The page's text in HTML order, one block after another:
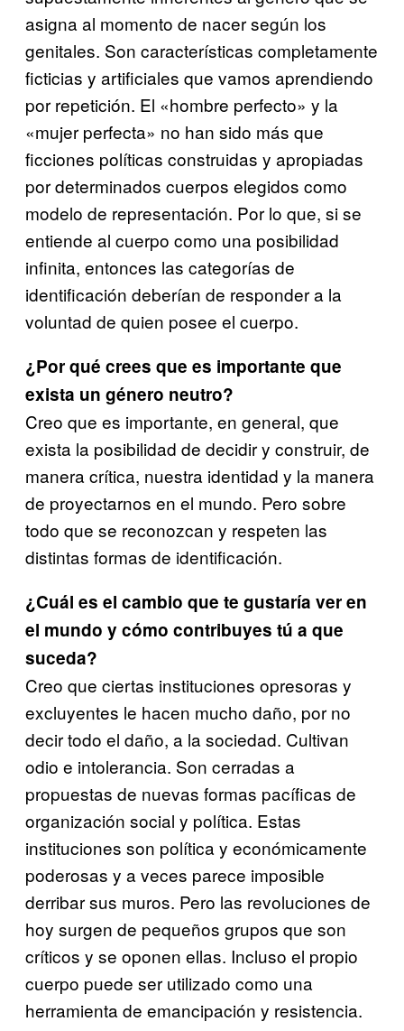
asigna al momento de nacer según los
genitales. Son características completamente
ficticias y artificiales que vamos aprendiendo
por repetición. El «hombre perfecto» y la
«mujer perfecta» no han sido más que
ficciones políticas construidas y apropiadas
por determinados cuerpos elegidos como
modelo de representación. Por lo que, si se
entiende al cuerpo como una posibilidad
infinita, entonces las categorías de
identificación deberían de responder a la
voluntad de quien posee el cuerpo.
¿Por qué crees que es importante que
exista un género neutro?
Creo que es importante, en general, que
exista la posibilidad de decidir y construir, de
manera crítica, nuestra identidad y la manera
de proyectarnos en el mundo. Pero sobre
todo que se reconozcan y respeten las
distintas formas de identificación.
¿Cuál es el cambio que te gustaría ver en
el mundo y cómo contribuyes tú a que
suceda?
Creo que ciertas instituciones opresoras y
excluyentes le hacen mucho daño, por no
decir todo el daño, a la sociedad. Cultivan
odio e intolerancia. Son cerradas a
propuestas de nuevas formas pacíficas de
organización social y política. Estas
instituciones son política y económicamente
poderosas y a veces parece imposible
derribar sus muros. Pero las revoluciones de
hoy surgen de pequeños grupos que son
críticos y se oponen ellas. Incluso el propio
cuerpo puede ser utilizado como una
herramienta de emancipación y resistencia.